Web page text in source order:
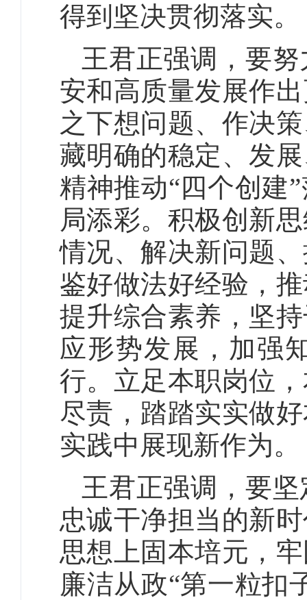
得到坚决贯彻落实。
王君正强调，要
安和高质量发展作
之下想问题、作决
藏明确的稳定、发
精神推动“四个创建
局添彩。积极创新
情况、解决新问题
鉴好做法好经验，
提升综合素养，坚
应形势发展，加强
行。立足本职岗位
尽责，踏踏实实做
实践中展现新作为。
王君正强调，要
忠诚干净担当的新
思想上固本培元，
廉洁从政“第一粒扣